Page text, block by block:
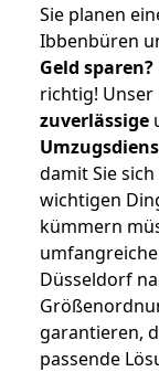
Sie planen
Ibbenbüren
Geld sparen?
richtig!
zuverlässige
damit Sie
wichtigen
kümmern
Düsseldorf
garantieren,
passende